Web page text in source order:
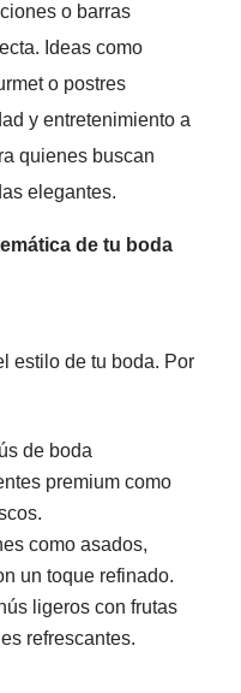
o barras
Ideas como
o postres
y entretenimiento a
quienes buscan
elegantes.
de tu boda
estilo de tu boda. Por
de boda
premium como
como asados,
un toque refinado.
ligeros con frutas
refrescantes.